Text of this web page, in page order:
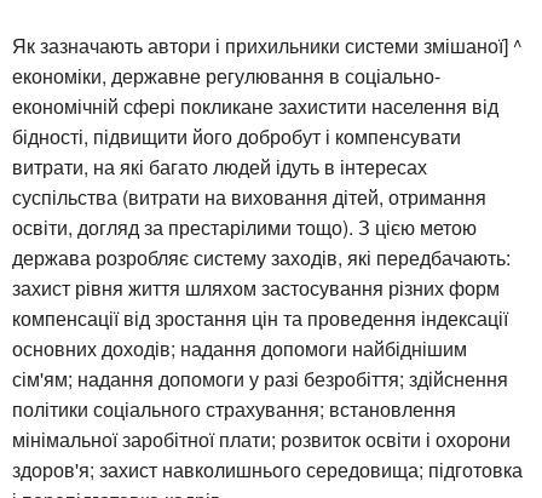
Як зазначають автори і прихильники системи змішаної] ^
економіки, державне регулювання в соціально-
економічній сфері покликане захистити населення від
бідності, підвищити його добробут і компенсувати
витрати, на які багато людей ідуть в інтересах
суспільства (витрати на виховання дітей, отримання
освіти, догляд за престарілими тощо). З цією метою
держава розробляє систему заходів, які передбачають:
захист рівня життя шляхом застосування різних форм
компенсації від зростання цін та проведення індексації
основних доходів; надання допомоги найбіднішим
сім'ям; надання допомоги у разі безробіття; здійснення
політики соціального страхування; встановлення
мінімальної заробітної плати; розвиток освіти і охорони
здоров'я; захист навколишнього середовища; підготовка